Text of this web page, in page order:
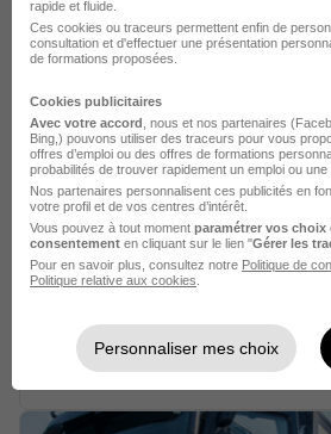
Voir l’offre
Conducteur de Travaux
Junior H/F
DOMEA
Voir l’offre
rapide et fluide.
Ces cookies ou traceurs permettent enfin de
consultation et d'effectuer une présentation
de formations proposées.
Cookies publicitaires
Avec votre accord , nous et nos partenaires
Bing,) pouvons utiliser des traceurs pour vous
offres d’emploi ou des offres de formations
probabilités de trouver rapidement un emploi ou une
Nos partenaires personnalisent ces publicités en
votre profil et de vos centres d’intérêt.
Vous pouvez à tout moment paramétrer vos choix
consentement en cliquant sur le lien "Gérer les
Pour en savoir plus, consultez notre Politique de
Politique relative aux cookies
Personnaliser mes choix